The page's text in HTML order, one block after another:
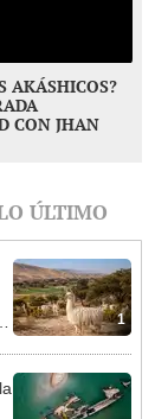
AKÁSHICOS?
CON JHAN
ÚLTIMO
1